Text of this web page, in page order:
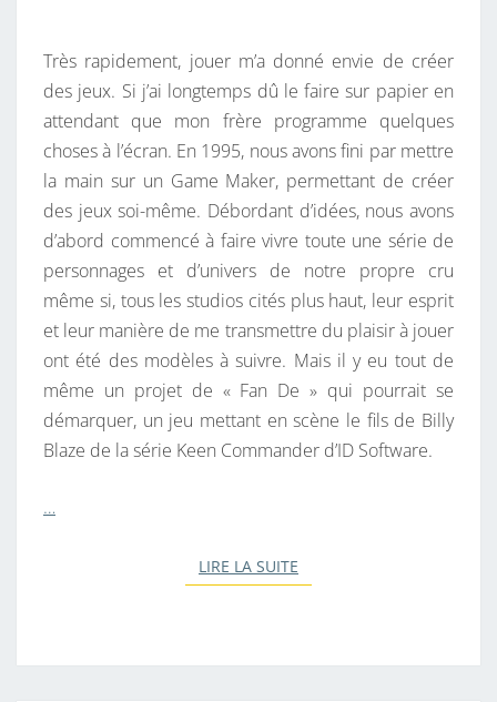
Très rapidement, jouer m’a donné envie de créer
des jeux. Si j’ai longtemps dû le faire sur papier en
attendant que mon frère programme quelques
choses à l’écran. En 1995, nous avons fini par mettre
la main sur un Game Maker, permettant de créer
des jeux soi-même. Débordant d’idées, nous avons
d’abord commencé à faire vivre toute une série de
personnages et d’univers de notre propre cru
même si, tous les studios cités plus haut, leur esprit
et leur manière de me transmettre du plaisir à jouer
ont été des modèles à suivre. Mais il y eu tout de
même un projet de « Fan De » qui pourrait se
démarquer, un jeu mettant en scène le fils de Billy
Blaze de la série Keen Commander d’ID Software.
…
LIRE LA SUITE